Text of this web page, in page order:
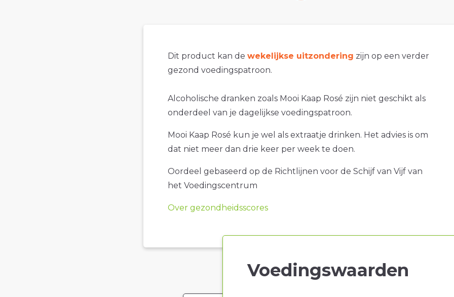
Dit product kan de wekelijkse uitzondering zijn op een verder
gezond voedingspatroon.
Alcoholische dranken zoals Mooi Kaap Rosé zijn niet geschikt als
onderdeel van je dagelijkse voedingspatroon.
Mooi Kaap Rosé kun je wel als extraatje drinken. Het advies is om
dat niet meer dan drie keer per week te doen.
Oordeel gebaseerd op de Richtlijnen voor de Schijf van Vijf van
het Voedingscentrum
Over gezondheidsscores
Voedingswaarden